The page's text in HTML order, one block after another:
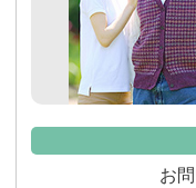
お